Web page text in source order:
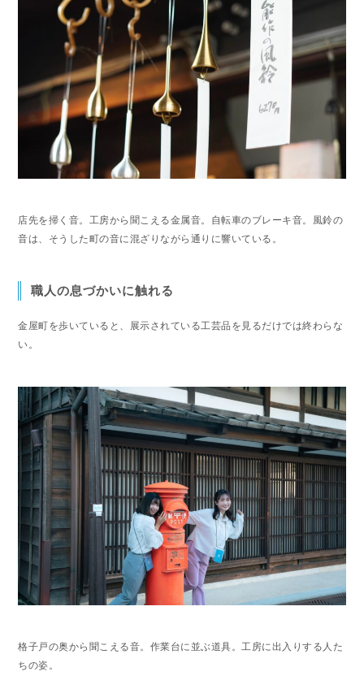
店先を掃く音。工房から聞こえる金属音。自転車のブレーキ音。風鈴の
音は、そうした町の音に混ざりながら通りに響いている。
職人の息づかいに触れる
金屋町を歩いていると、展示されている工芸品を見るだけでは終わらな
い。
格子戸の奥から聞こえる音。作業台に並ぶ道具。工房に出入りする人た
ちの姿。